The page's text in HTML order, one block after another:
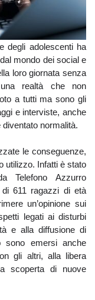
degli adolescenti ha
mondo dei social e
loro giornata senza
realtà che non
a tutti ma sono gli
e interviste, anche
normalità.
le conseguenze,
utilizzo. Infatti è stato
Telefono Azzurro
611 ragazzi di età
un’opinione sui
legati ai disturbi
e alla diffusione di
sono emersi anche
gli altri, alla libera
scoperta di nuove